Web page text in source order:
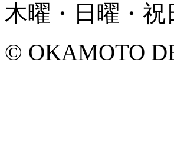
木曜・日曜・祝
© OKAMOTO